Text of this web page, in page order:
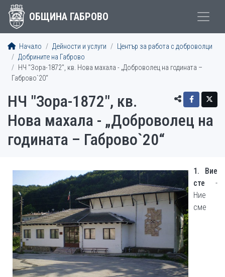
ОБЩИНА ГАБРОВО
Начало Дейности и услуги
Център за работа с доброволци
Добрините на Габрово
НЧ "Зора-1872", кв. Нова махала - „Доброволец на годината –
Габрово`20“
НЧ "Зора-1872", кв.
Нова махала - „Доброволец на
годината – Габрово`20“
1. Вие
сте -
Ние
сме